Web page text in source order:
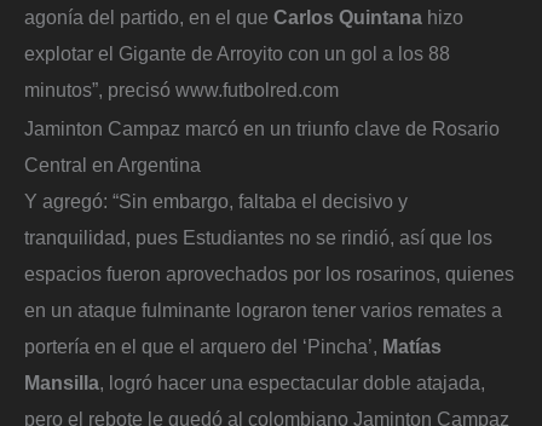
agonía del partido, en el que Carlos Quintana hizo
explotar el Gigante de Arroyito con un gol a los 88
minutos”, precisó www.futbolred.com
Jaminton Campaz marcó en un triunfo clave de Rosario
Central en Argentina
Y agregó: “Sin embargo, faltaba el decisivo y
tranquilidad, pues Estudiantes no se rindió, así que los
espacios fueron aprovechados por los rosarinos, quienes
en un ataque fulminante lograron tener varios remates a
portería en el que el arquero del ‘Pincha’, Matías
Mansilla, logró hacer una espectacular doble atajada,
pero el rebote le quedó al colombiano Jaminton Campaz